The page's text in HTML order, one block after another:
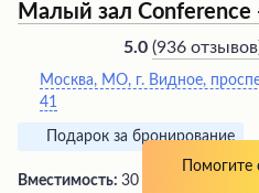
Малый зал Conference
5.0 (936 отзывов
Москва, МО, г. Видное,
41
Подарок за бронирование
Вместимость: 30 человек